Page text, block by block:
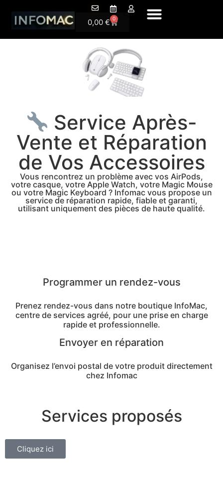
0,00 € 0
Service Après-
Vente et Réparation
de Vos Accessoires
Vous rencontrez un problème avec vos AirPods,
votre casque, votre Apple Watch, votre Magic Mouse
ou votre Magic Keyboard ? Infomac vous propose un
service de réparation rapide, fiable et garanti,
utilisant uniquement des pièces de haute qualité.
Programmer un rendez-vous
Prenez rendez-vous dans notre boutique InfoMac,
centre de services agréé, pour une prise en charge
rapide et professionnelle.
Envoyer en réparation
Organisez l’envoi postal de votre produit directement
chez Infomac
Services proposés
Cliquez ici